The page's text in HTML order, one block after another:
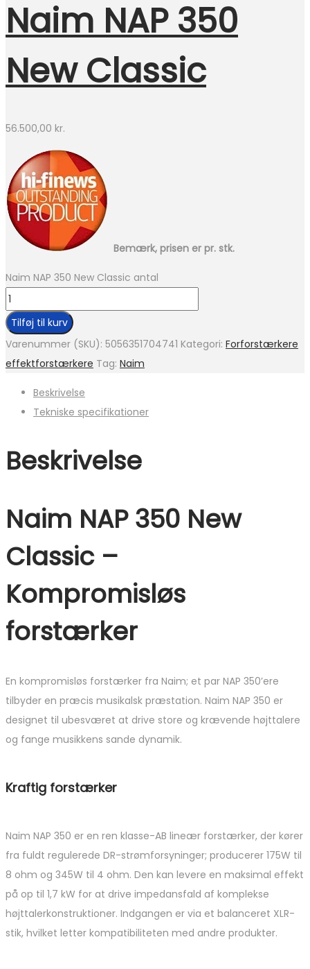
Naim NAP 350
New Classic
56.500,00 kr.
Bemærk, prisen er pr. stk.
Naim NAP 350 New Classic antal
Tilføj til kurv
Varenummer (SKU): 5056351704741 Kategori: Forforstærkere
effektforstærkere Tag: Naim
Beskrivelse
Tekniske specifikationer
Beskrivelse
Naim NAP 350 New
Classic –
Kompromisløs
forstærker
En kompromisløs forstærker fra Naim; et par NAP 350’ere
tilbyder en præcis musikalsk præstation. Naim NAP 350 er
designet til ubesværet at drive store og krævende højttalere
og fange musikkens sande dynamik.
Kraftig forstærker
Naim NAP 350 er en ren klasse-AB lineær forstærker, der kører
fra fuldt regulerede DR-strømforsyninger; producerer 175W til
8 ohm og 345W til 4 ohm. Den kan levere en maksimal effekt
på op til 1,7 kW for at drive impedansfald af komplekse
højttalerkonstruktioner. Indgangen er via et balanceret XLR-
stik, hvilket letter kompatibiliteten med andre produkter.